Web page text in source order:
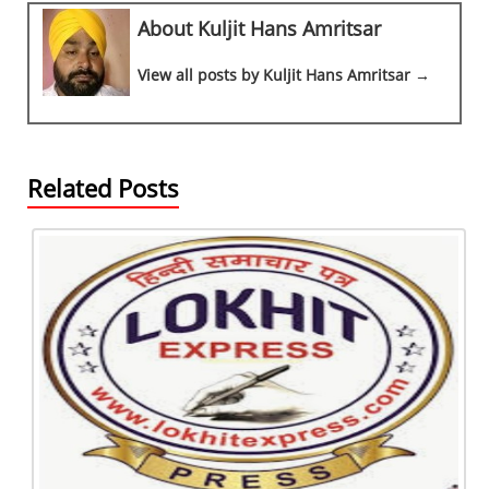
e
b
o
o
s
A
p
p
gr
a
m
e
n
g
er
a
d
s
e
About Kuljit Hans Amritsar
View all posts by Kuljit Hans Amritsar →
Related Posts